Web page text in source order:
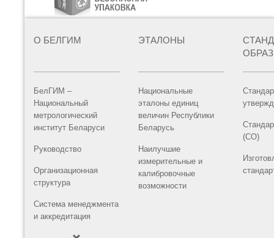
О БЕЛГИМ
БелГИМ –
Национальный
метрологический
институт Беларуси
Руководство
Организационная
структура
Система менеджмента
и аккредитация
ЭТАЛОНЫ
Национальные
эталоны единиц
величин Республики
Беларусь
Наилучшие
измерительные и
калибровочные
возможности
(СО)